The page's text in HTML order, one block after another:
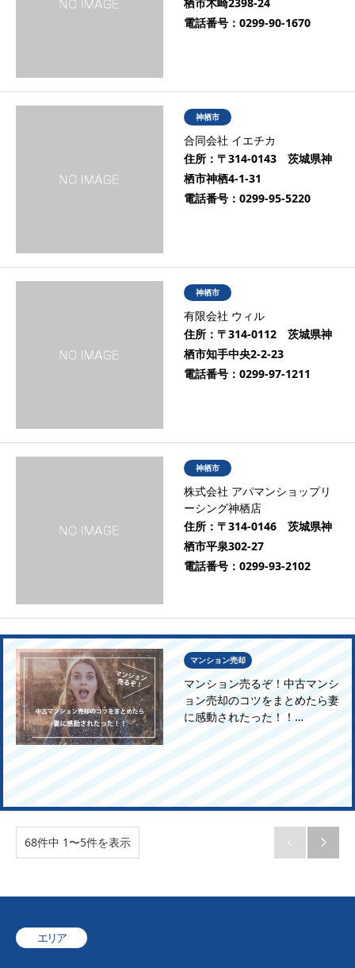
電話番号： 0299-90-1670
神栖市
合同会社 イエチカ
住所： 〒314-0143 茨城県神
栖市神栖4-1-31
電話番号： 0299-95-5220
神栖市
有限会社 ウィル
住所： 〒314-0112 茨城県神
栖市知手中央2-2-23
電話番号： 0299-97-1211
神栖市
株式会社 アパマンショップリ
ーシング神栖店
住所： 〒314-0146 茨城県神
栖市平泉302-27
電話番号： 0299-93-2102
マンション売却
マンション売るぞ！中古マンシ
ョン売却のコツをまとめたら妻
に感動されたった！！…
68件中 1〜5件を表示  
エリア